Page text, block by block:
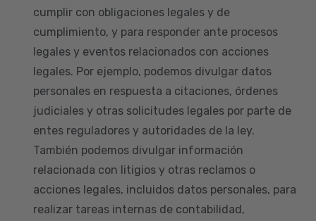
cumplir con obligaciones legales y de
cumplimiento, y para responder ante procesos
legales y eventos relacionados con acciones
legales. Por ejemplo, podemos divulgar datos
personales en respuesta a citaciones, órdenes
judiciales y otras solicitudes legales por parte de
entes reguladores y autoridades de la ley.
También podemos divulgar información
relacionada con litigios y otras reclamos o
acciones legales, incluidos datos personales, para
realizar tareas internas de contabilidad,